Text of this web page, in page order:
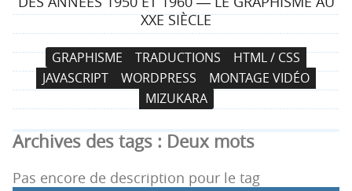
g
n
XXE SIÈCLE
N
a
v
i
g
a
t
A
l
l
e
r
a
u
GRAPHISME TRADUCTIONS
HTML / CSS
JAVASCRIPT
WORDPRESS
MONTAGE VIDÉO
MIZUKARA
Archives des tags : Deux mots
Pas encore de description pour le tag